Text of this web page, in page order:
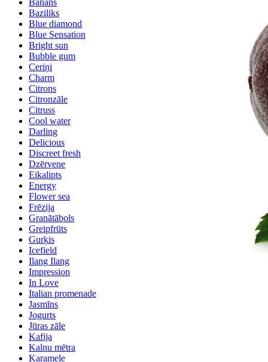
Banāns
Baziliks
Blue diamond
Blue Sensation
Bright sun
Bubble gum
Ceriņi
Charm
Citrons
Citronzāle
Citruss
Cool water
Darling
Delicious
Discreet fresh
Dzērvene
Eikalipts
Energy
Flower sea
Frēzija
Granātābols
Greipfrūts
Gurķis
Icefield
Ilang Ilang
Impression
In Love
Italian promenade
Jasmīns
Jogurts
Jūras zāle
Kafija
Kalnu mētra
Karamele